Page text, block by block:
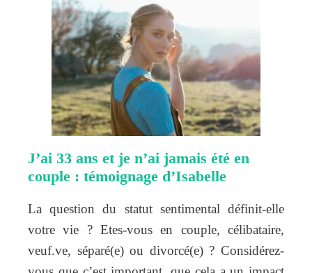
J’ai 33 ans et je n’ai jamais été en
couple : témoignage d’Isabelle
La question du statut sentimental définit-elle
votre vie ? Etes-vous en couple, célibataire,
veuf.ve, séparé(e) ou divorcé(e) ? Considérez-